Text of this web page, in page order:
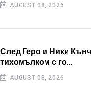
AUGUST 08, 2026
След Геро и Ники
тихомълком с го...
AUGUST 08, 2026